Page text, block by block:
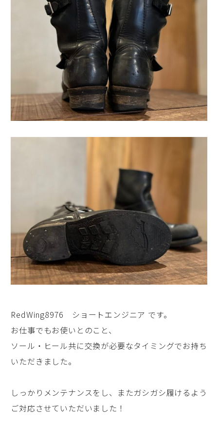
RedWing8976 ショートエンジニア です。
お仕事でもお使いとのこと、
ソール・ヒール共に交換が必要なタイミングでお持ち
いただきました。
しっかりメンテナンスをし、またガシガシ履けるよう
ご対応させていただいました！